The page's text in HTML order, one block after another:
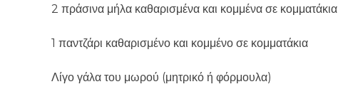
2 πράσινα μήλα καθαρισμένα και κομμένα σε κομματάκια
1 παντζάρι καθαρισμένο και κομμένο σε κομματάκια
Λίγο γάλα του μωρού (μητρικό ή φόρμουλα)